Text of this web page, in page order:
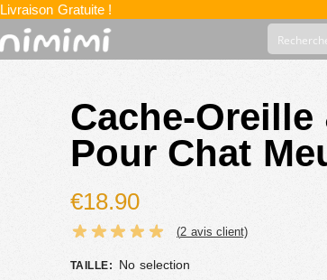
Livraison Gratuite !
Cache-
Pour Chat
€18.90
(2 avis client)
TAILLE: No selection